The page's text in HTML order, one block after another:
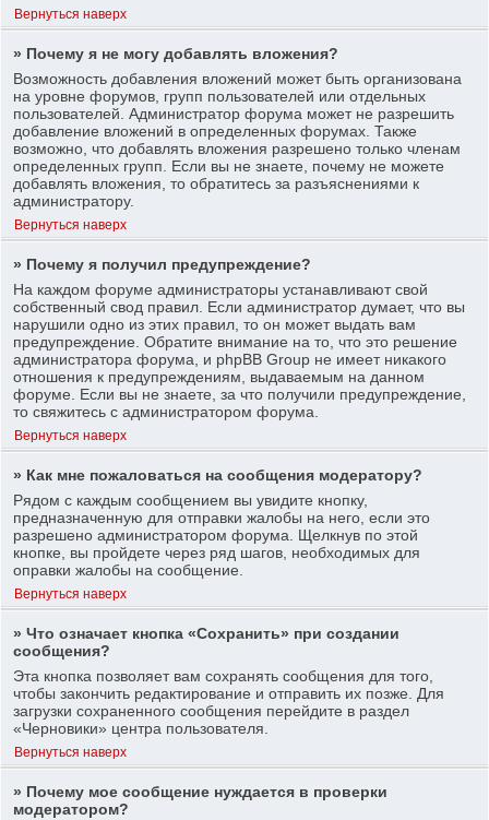
Вернуться наверх
» Почему я не могу добавлять вложения?
Возможность добавления вложений может быть организована
на уровне форумов, групп пользователей или отдельных
пользователей. Администратор форума может не разрешить
добавление вложений в определенных форумах. Также
возможно, что добавлять вложения разрешено только членам
определенных групп. Если вы не знаете, почему не можете
добавлять вложения, то обратитесь за разъяснениями к
администратору.
Вернуться наверх
» Почему я получил предупреждение?
На каждом форуме администраторы устанавливают свой
собственный свод правил. Если администратор думает, что вы
нарушили одно из этих правил, то он может выдать вам
предупреждение. Обратите внимание на то, что это решение
администратора форума, и phpBB Group не имеет никакого
отношения к предупреждениям, выдаваемым на данном
форуме. Если вы не знаете, за что получили предупреждение,
то свяжитесь с администратором форума.
Вернуться наверх
» Как мне пожаловаться на сообщения модератору?
Рядом с каждым сообщением вы увидите кнопку,
предназначенную для отправки жалобы на него, если это
разрешено администратором форума. Щелкнув по этой
кнопке, вы пройдете через ряд шагов, необходимых для
оправки жалобы на сообщение.
Вернуться наверх
» Что означает кнопка «Сохранить» при создании
сообщения?
Эта кнопка позволяет вам сохранять сообщения для того,
чтобы закончить редактирование и отправить их позже. Для
загрузки сохраненного сообщения перейдите в раздел
«Черновики» центра пользователя.
Вернуться наверх
» Почему мое сообщение нуждается в проверки
модератором?